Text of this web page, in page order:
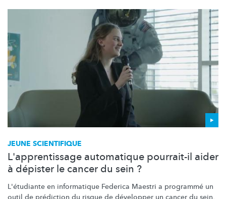
JEUNE SCIENTIFIQUE
L'apprentissage automatique pourrait-il aider
à dépister le cancer du sein ?
L'étudiante en informatique Federica Maestri a programmé un
outil de prédiction du risque de développer un cancer du sein.